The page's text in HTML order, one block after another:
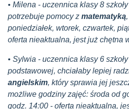
• Milena - uczennica klasy 8
potrzebuje pomocy z matematyką
poniedziałek, wtorek, czwartek,
oferta nieaktualna, jest już chętna
• Sylwia - uczennica klasy 6 szkoły
podstawowej, chciałaby lepiej
angielskim, który sprawia jej
możliwe godziny zajęć: środa od
godz. 14:00 - oferta nieaktualna,